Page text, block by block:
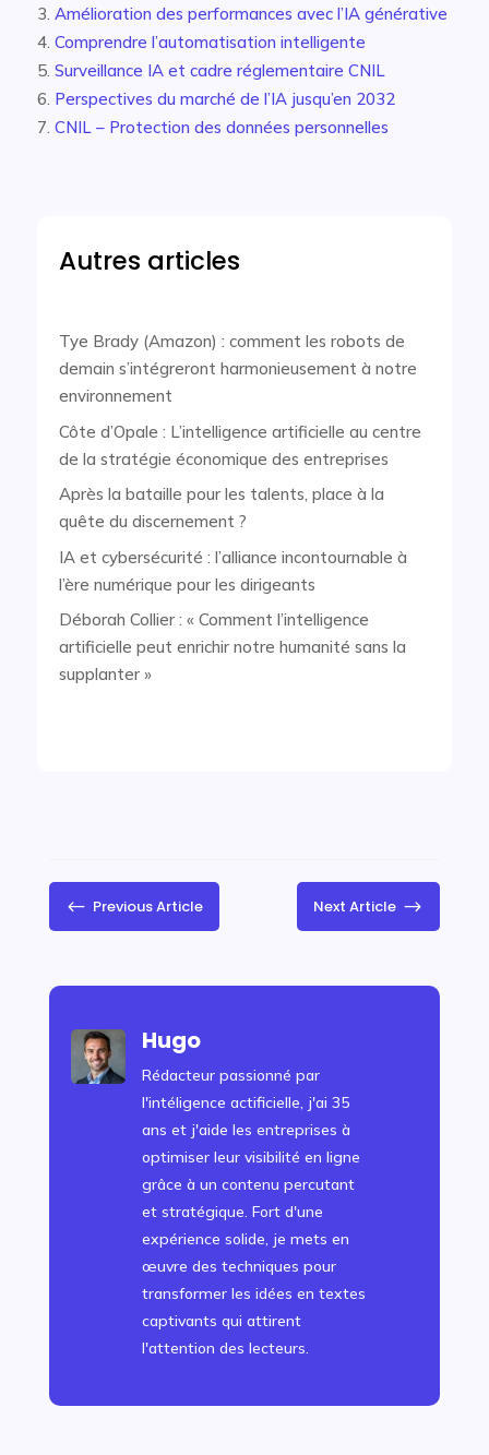
Amélioration des performances avec l’IA générative
Comprendre l’automatisation intelligente
Surveillance IA et cadre réglementaire CNIL
Perspectives du marché de l’IA jusqu’en 2032
CNIL – Protection des données personnelles
Autres articles
Tye Brady (Amazon) : comment les robots de
demain s’intégreront harmonieusement à notre
environnement
Côte d’Opale : L’intelligence artificielle au centre
de la stratégie économique des entreprises
Après la bataille pour les talents, place à la
quête du discernement ?
IA et cybersécurité : l’alliance incontournable à
l’ère numérique pour les dirigeants
Déborah Collier : « Comment l’intelligence
artificielle peut enrichir notre humanité sans la
supplanter »
# Previous Article Next Article $
Hugo
Rédacteur passionné par
l'intéligence actificielle, j'ai 35
ans et j'aide les entreprises à
optimiser leur visibilité en ligne
grâce à un contenu percutant
et stratégique. Fort d'une
expérience solide, je mets en
œuvre des techniques pour
transformer les idées en textes
captivants qui attirent
l'attention des lecteurs.